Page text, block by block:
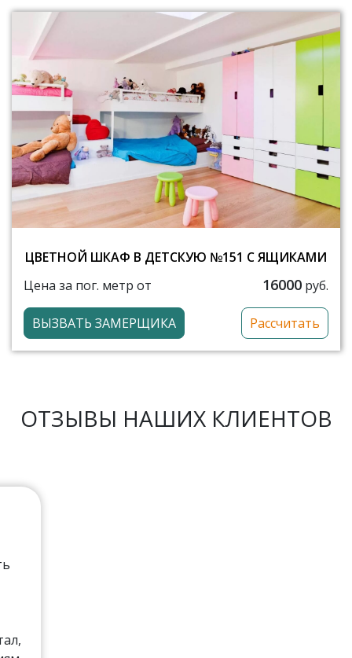
ЦВЕТНОЙ ШКАФ В ДЕТСКУЮ №151 С ЯЩИКАМИ
Цена за пог. метр от
16000 руб.
ВЫЗВАТЬ ЗАМЕРЩИКА Рассчитать
ОТЗЫВЫ НАШИХ КЛИЕНТОВ